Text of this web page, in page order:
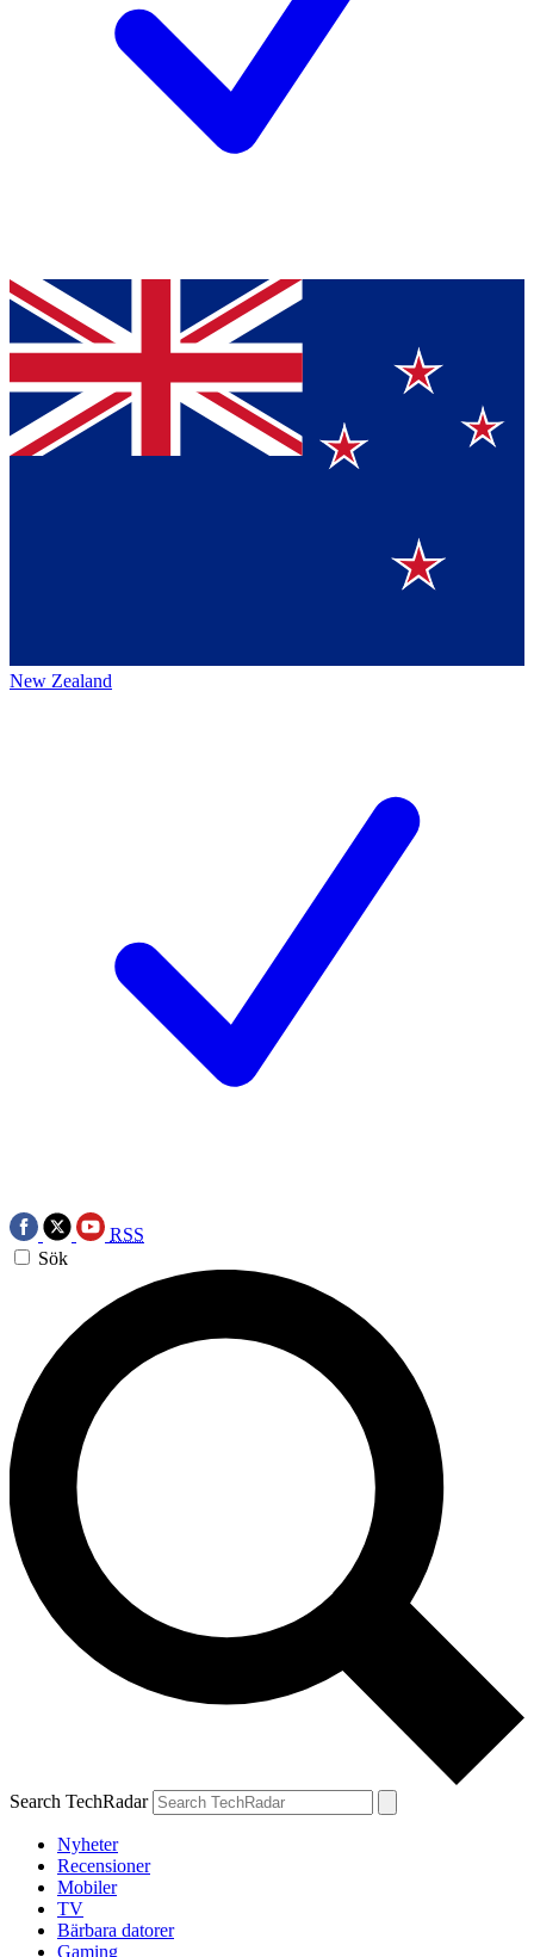
New Zealand
RSS
Sök
Search TechRadar
Nyheter
Recensioner
Mobiler
TV
Bärbara datorer
Gaming